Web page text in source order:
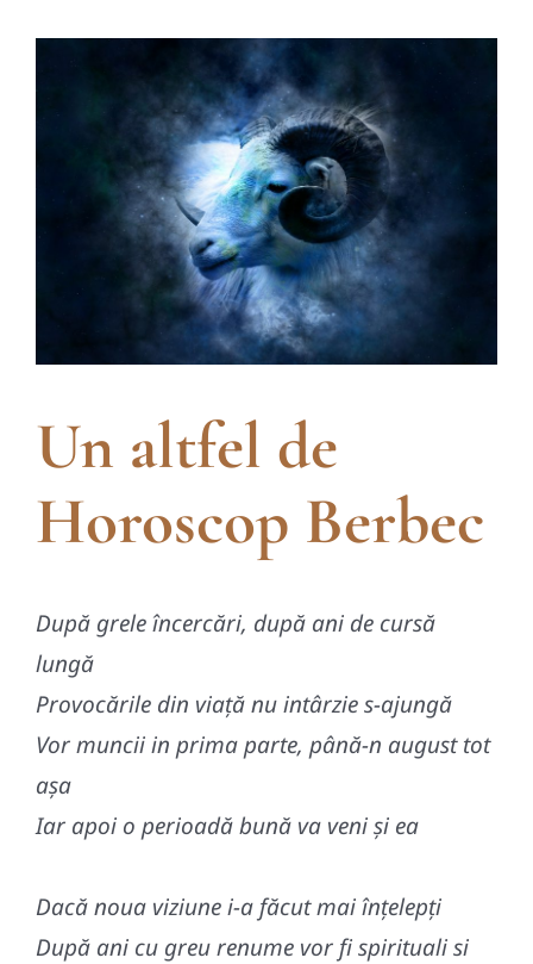
Un altfel de
Horoscop Berbec
După grele încercări, după ani de cursă
lungă
Provocările din viață nu intârzie s-ajungă
Vor muncii in prima parte, până-n august tot
așa
Iar apoi o perioadă bună va veni și ea
Dacă noua viziune i-a făcut mai înțelepți
După ani cu greu renume vor fi spirituali si